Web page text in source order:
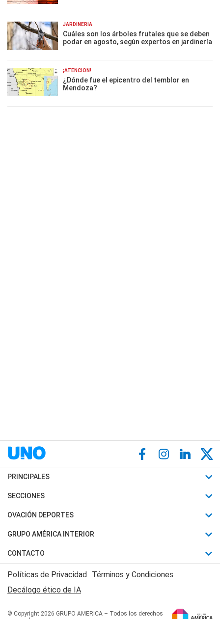
JARDINERÍA
Cuáles son los árboles frutales que se deben
podar en agosto, según expertos en jardinería
¡ATENCIÓN!
¿Dónde fue el epicentro del temblor en
Mendoza?
PRINCIPALES
Últimas Noticias
Política
Judiciales
Economia
SECCIONES
Horóscopo
Motores
Trucos caseros
Series y Películas
Edictos y Solicitadas
OVACIÓN DEPORTES
Fútbol
Mundial
Automovilismo
Rugby
Básquet
GRUPO AMÉRICA INTERIOR
Canal 7 en Vivo
San Juan 8
CONTACTO
Acerca de Nosotros
Contactanos
Políticas de Privacidad Términos y Condiciones
Decálogo ético de IA
© Copyright 2026 GRUPO AMERICA – Todos los derechos